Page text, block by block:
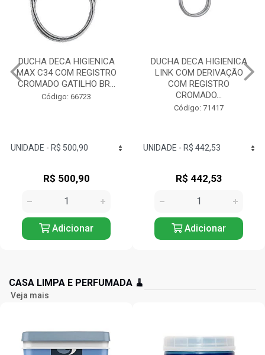
DUCHA DECA HIGIENICA
MAX C34 COM REGISTRO
CROMADO GATILHO BR...
Código: 66723
R$ 500,90
Adicionar
DUCHA DECA HIGIENICA
LINK COM DERIVAÇÃO
COM REGISTRO
CROMADO...
Código: 71417
R$ 442,53
Adicionar
CASA LIMPA E PERFUMADA 🧹
Veja mais